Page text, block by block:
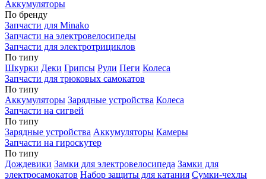
Аккумуляторы
По бренду
Запчасти для Minako
Запчасти на электровелосипеды
Запчасти для электротрициклов
По типу
Шкурки Деки Грипсы Рули Пеги Колеса
Запчасти для трюковых самокатов
По типу
Аккумуляторы Зарядные устройства Колеса
Запчасти на сигвей
По типу
Зарядные устройства Аккумуляторы Камеры
Запчасти на гироскутер
По типу
Дождевики Замки для электровелосипеда Замки для
электросамокатов Набор защиты для катания Сумки-чехлы